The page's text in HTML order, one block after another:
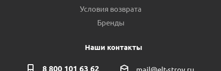
Условия возврата
Бренды
Наши контакты
8 800 101 63 62